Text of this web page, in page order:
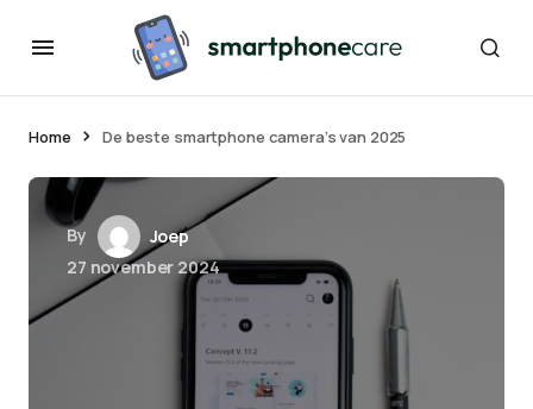
Home De beste smartphone camera’s van 2025
By
Joep
27 november 2024